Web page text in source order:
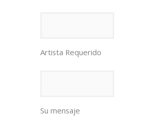
Artista Requerido
Su mensaje